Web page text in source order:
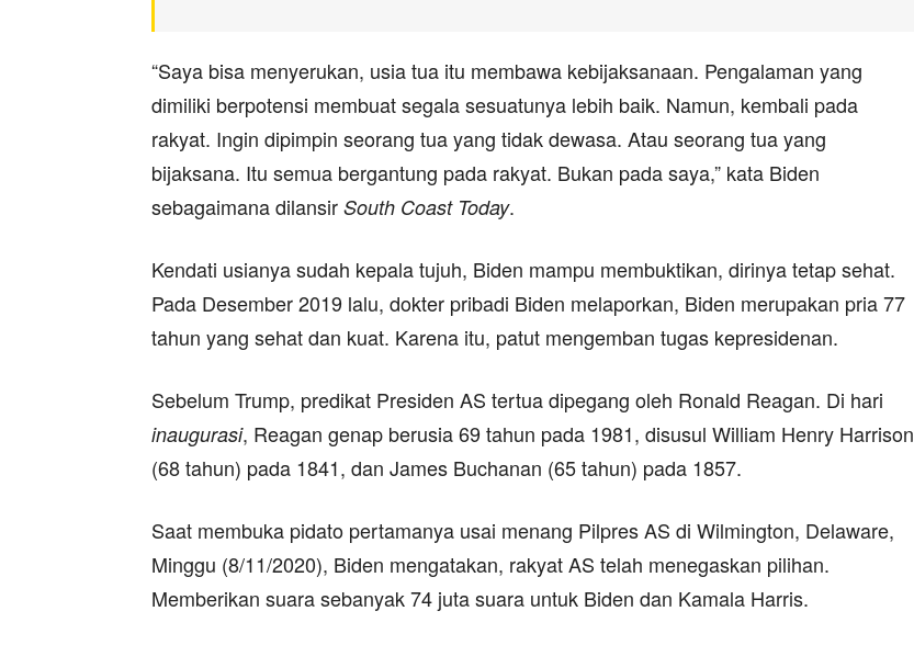
“Saya bisa menyerukan, usia tua itu membawa kebijaksanaan. Pengalaman yang
dimiliki berpotensi membuat segala sesuatunya lebih baik. Namun, kembali pada
rakyat. Ingin dipimpin seorang tua yang tidak dewasa. Atau seorang tua yang
bijaksana. Itu semua bergantung pada rakyat. Bukan pada saya,” kata Biden
sebagaimana dilansir South Coast Today.
Kendati usianya sudah kepala tujuh, Biden mampu membuktikan, dirinya tetap sehat.
Pada Desember 2019 lalu, dokter pribadi Biden melaporkan, Biden merupakan pria 77
tahun yang sehat dan kuat. Karena itu, patut mengemban tugas kepresidenan.
Sebelum Trump, predikat Presiden AS tertua dipegang oleh Ronald Reagan. Di hari
inaugurasi, Reagan genap berusia 69 tahun pada 1981, disusul William Henry Harrison
(68 tahun) pada 1841, dan James Buchanan (65 tahun) pada 1857.
Saat membuka pidato pertamanya usai menang Pilpres AS di Wilmington, Delaware,
Minggu (8/11/2020), Biden mengatakan, rakyat AS telah menegaskan pilihan.
Memberikan suara sebanyak 74 juta suara untuk Biden dan Kamala Harris.